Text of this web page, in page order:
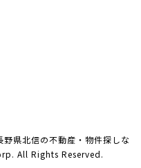
県北信の不動産・物件探しな
All Rights Reserved.